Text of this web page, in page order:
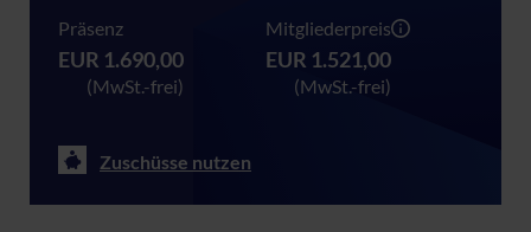
Präsenz
EUR 1.690,00
(MwSt.-frei)
Mitgliederpreis
EUR 1.521,00
(MwSt.-frei)
Zuschüsse nutzen